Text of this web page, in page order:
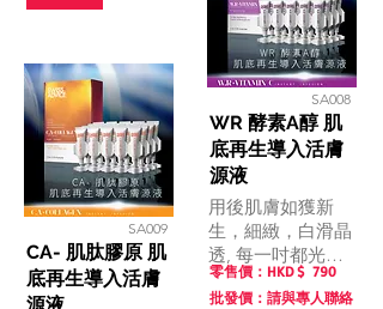
CA- 肌肽膠原 肌
底再生導入活膚
SA009
WR 酵素A醇 肌
底再生導入活膚
源液
SA008
用後肌膚如獲新
生，細緻，白滑晶
透, 每一吋都光感
年輕。肌膚層層亮
出來，閃耀極上光
零售價：HKD $ 790
批發價：請與專人聯絡